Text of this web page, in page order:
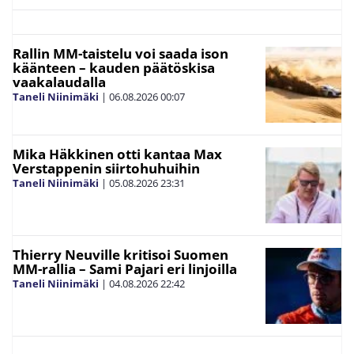
Rallin MM-taistelu voi saada ison
käänteen – kauden päätöskisa
vaakalaudalla
Taneli Niinimäki | 06.08.202600:07
Mika Häkkinen otti kantaa Max
Verstappenin siirtohuhuihin
Taneli Niinimäki | 05.08.202623:31
Thierry Neuville kritisoi Suomen
MM-rallia – Sami Pajari eri linjoilla
Taneli Niinimäki | 04.08.202622:42